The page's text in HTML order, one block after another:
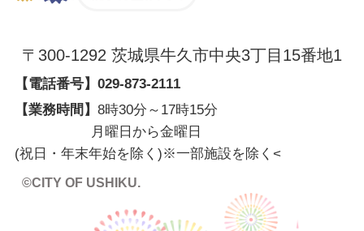
〒300-1292 茨城県牛久市中央3丁目15番地1
【電話番号】 029-873-2111
【業務時間】 8時30分～17時15分
月曜日から金曜日
(祝日・年末年始を除く)※一部施設を除く <
©CITY OF USHIKU.